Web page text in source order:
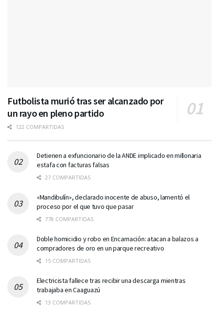
Futbolista murió tras ser alcanzado por
un rayo en pleno partido
122 COMPARTIDAS
Detienen a exfuncionario de la ANDE implicado en millonaria
estafa con facturas falsas
27 COMPARTIDAS
«Mandibulín», declarado inocente de abuso, lamentó el
proceso por el que tuvo que pasar
778 COMPARTIDAS
Doble homicidio y robo en Encarnación: atacan a balazos a
compradores de oro en un parque recreativo
15 COMPARTIDAS
Electricista fallece tras recibir una descarga mientras
trabajaba en Caaguazú
13 COMPARTIDAS